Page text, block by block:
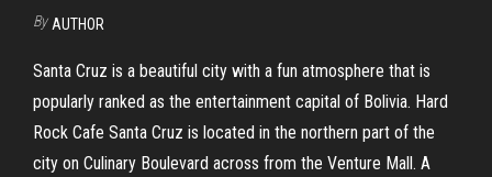
By AUTHOR
Santa Cruz is a beautiful city with a fun atmosphere that is
popularly ranked as the entertainment capital of Bolivia. Hard
Rock Cafe Santa Cruz is located in the northern part of the
city on Culinary Boulevard across from the Venture Mall. A